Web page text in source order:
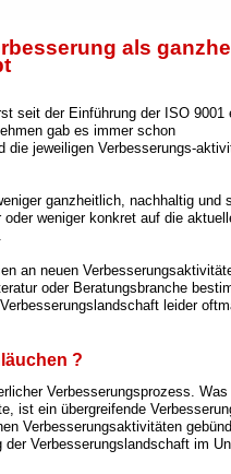
als
seit der Einführung der ISO 9001
gab es immer schon
die jeweiligen Verbesserungs-
ganzheitlich, nachhaltig und
weniger konkret auf die
an neuen
oder Beratungsbranche
leider
?
Verbesserungsprozess.
ist ein übergreifende
Verbesserungsaktivitäten
Verbesserungslandschaft im